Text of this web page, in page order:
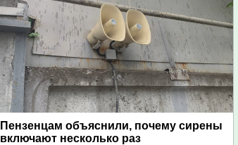
Пензенцам объяснили, почему сирены
включают несколько раз